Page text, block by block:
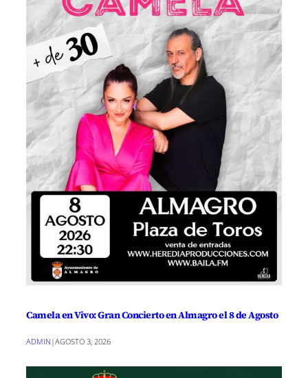
Camela en Vivo: Gran Concierto en Almagro el 8 de Agosto
ADMIN |AGOSTO 3, 2026